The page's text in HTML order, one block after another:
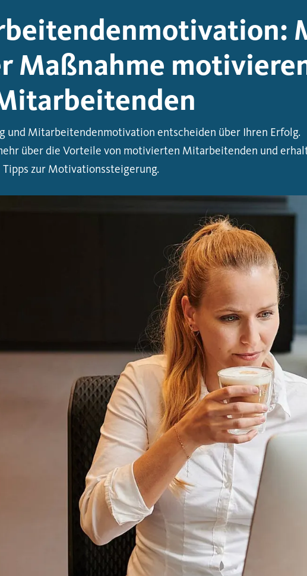
Maßnahme
und Mitarbeitendenmotivation entscheiden über Ihren Erfolg.
über die Vorteile von motivierten Mitarbeitenden und
Tipps zur Motivationssteigerung.